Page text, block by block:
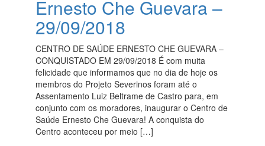
Ernesto Che Guevara –
29/09/2018
CENTRO DE SAÚDE ERNESTO CHE GUEVARA –
CONQUISTADO EM 29/09/2018 É com muita
felicidade que informamos que no dia de hoje os
membros do Projeto Severinos foram até o
Assentamento Luiz Beltrame de Castro para, em
conjunto com os moradores, inaugurar o Centro de
Saúde Ernesto Che Guevara! A conquista do
Centro aconteceu por meio […]